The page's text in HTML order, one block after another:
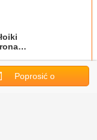
50g
Poprosić o